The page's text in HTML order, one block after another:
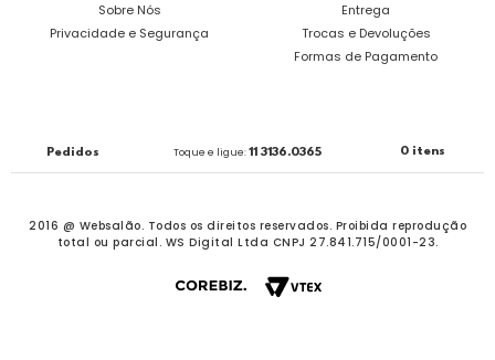
Sobre Nós
Privacidade e Segurança
Entrega
Trocas e Devoluções
Formas de Pagamento
Pedidos Toque e ligue:11 3136.0365 0 itens
2016 @ Websalão. Todos os direitos reservados. Proibida reprodução
total ou parcial. WS Digital Ltda CNPJ 27.841.715/0001-23.